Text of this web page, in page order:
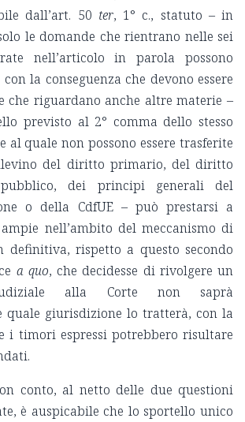
dall’art. 50 ter, 1° c., statuto – in
le domande che rientrano nelle sei
nell’articolo in parola possono
la conseguenza che devono essere
che riguardano anche altre materie –
previsto al 2° comma dello stesso
al quale non possono essere trasferite
del diritto primario, del diritto
pubblico, dei principi generali del
o della CdfUE – può prestarsi a
nell’ambito del meccanismo di
definitiva, rispetto a questo secondo
a quo, che decidesse di rivolgere un
alla Corte non saprà
quale giurisdizione lo tratterà, con la
i timori espressi potrebbero risultare
conto, al netto delle due questioni
è auspicabile che lo sportello unico